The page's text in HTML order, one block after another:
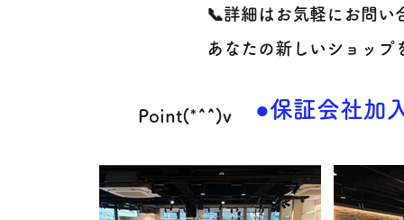
📞詳細はお気軽にお問い
あなたの新しいショップ
Point(*^^)v ●保証会社加